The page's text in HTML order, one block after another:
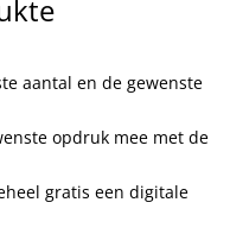
aantal en de gewenste
opdruk mee met de
gratis een digitale